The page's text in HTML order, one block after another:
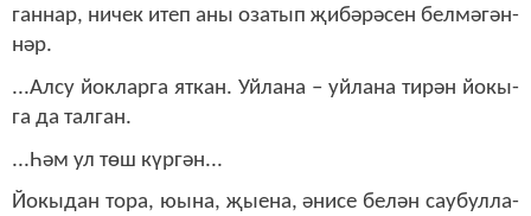
ган­нар, ни­чек итеп аны оза­тып җи­бә­рә­сен бел­мә­гән­
нәр.
...Ал­су йок­лар­га ят­кан. Уй­ла­на – уй­ла­на ти­рән йо­кы­
га да тал­ган.
...Һәм ул төш күр­гән...
Йо­кы­дан то­ра, юы­на, җы­е­на, әни­се бе­лән сау­бул­ла­